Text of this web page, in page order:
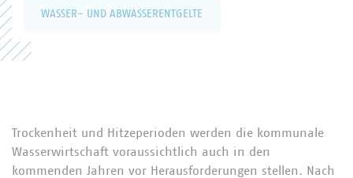
WASSER- UND ABWASSERENTGELTE
Trockenheit und Hitzeperioden werden die kommunale
Wasserwirtschaft voraussichtlich auch in den
kommenden Jahren vor Herausforderungen stellen. Nach